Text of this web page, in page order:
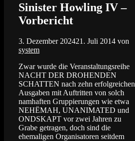
Sinister Howling IV –
Vorbericht
3. Dezember 202421. Juli 2014 von
system
Zwar wurde die Veranstaltungsreihe
NACHT DER DROHENDEN
SCHATTEN nach zehn erfolgreichen
Ausgaben mit Auftritten von solch
namhaften Gruppierungen wie etwa
NEHËMAH, UNANIMATED und
ONDSKAPT vor zwei Jahren zu
Grabe getragen, doch sind die
ehemaligen Organisatoren seitdem